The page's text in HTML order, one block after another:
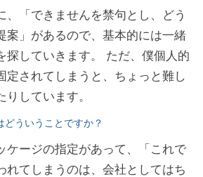
、「できませんを禁句とし、どう
案」があるので、基本的には一緒
探していきます。 ただ、僕個人的
定されてしまうと、ちょっと難し
しています。
ういうことですか？
ケージの指定があって、「これで
れてしまうのは、会社としてはち